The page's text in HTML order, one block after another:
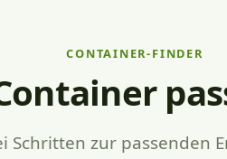
CONTAINER-FINDER
Schritten zur passenden